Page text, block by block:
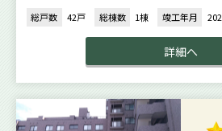
総戸数 42戸 総棟数 1棟 竣工年月
詳細へ